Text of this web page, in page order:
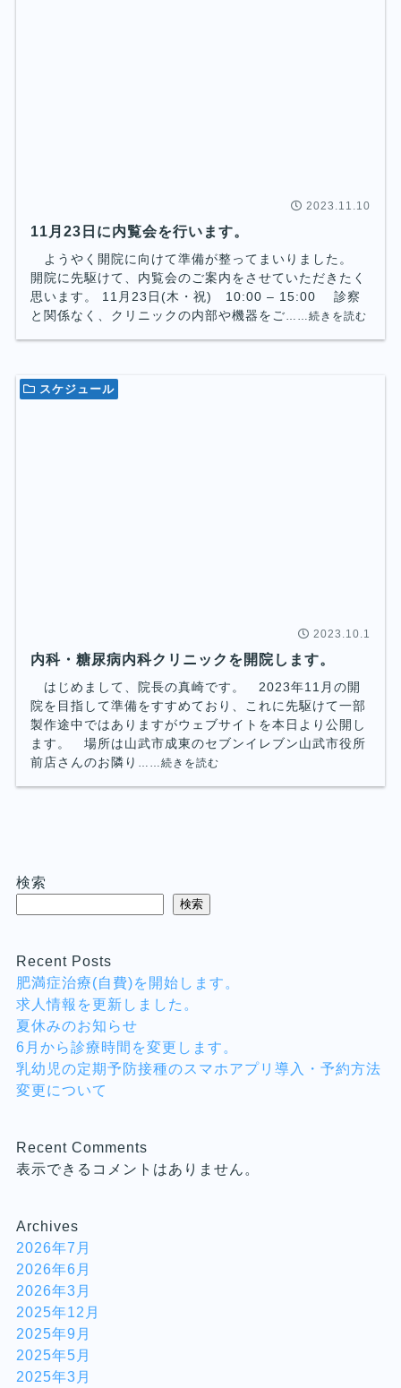
2023.11.10
11月23日に内覧会を行います。
ようやく開院に向けて準備が整ってまいりました。
開院に先駆けて、内覧会のご案内をさせていただきたく
思います。 11月23日(木・祝) 10:00 – 15:00 診察
と関係なく、クリニックの内部や機器をご……続きを読む
2023.10.1
内科・糖尿病内科クリニックを開院します。
はじめまして、院長の真崎です。 2023年11月の開
院を目指して準備をすすめており、これに先駆けて一部
製作途中ではありますがウェブサイトを本日より公開し
ます。 場所は山武市成東のセブンイレブン山武市役所
前店さんのお隣り
……続きを読む
スケジュール
検索
検索
Recent Posts
肥満症治療(自費)を開始します。
求人情報を更新しました。
夏休みのお知らせ
6月から診療時間を変更します。
乳幼児の定期予防接種のスマホアプリ導入・予約方法
変更について
Recent Comments
表示できるコメントはありません。
Archives
2026年7月
2026年6月
2026年3月
2025年12月
2025年9月
2025年5月
2025年3月